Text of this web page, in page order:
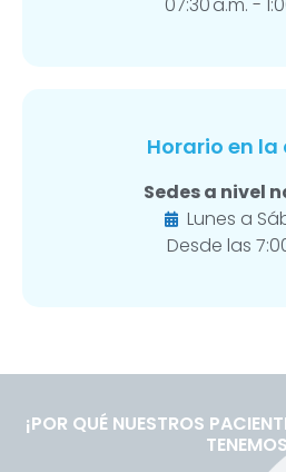
07:30 a.m. -
Horario en
Sedes a nivel
Lunes a
Desde las
¡POR QUÉ NUESTROS